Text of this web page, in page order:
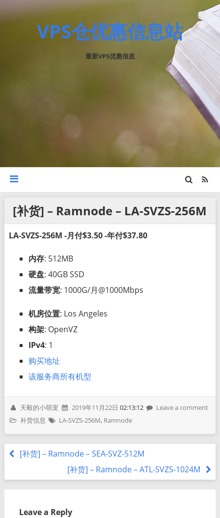
VPS仓优惠信息站
最新VPS优惠信息
[补货] – Ramnode – LA-SVZS-256M
LA-SVZS-256M -月付$3.50 -年付$37.80
内存: 512MB
硬盘: 40GB SSD
流量带宽: 1000G/月@1000Mbps
机房位置: Los Angeles
构架: OpenVZ
IPv4: 1
购买地址
该服务商所有机型
天毅的小萌宠 2019年11月22日 02:13:12
Leave a comment
补货信息
LA-SVZS-256M, Ramnode
[补货] – Ramnode – SEA-SVZ-512M
[补货] – Ramnode – ATL-SVZS-1024M
Leave a Reply